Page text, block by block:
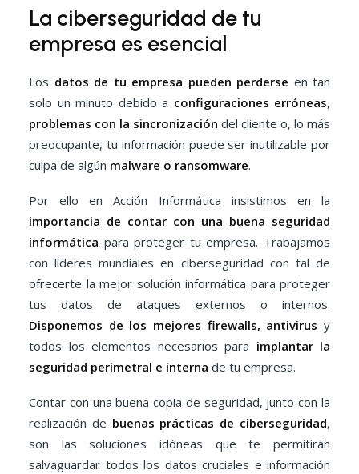
La ciberseguridad de tu
empresa es esencial
Los datos de tu empresa pueden perderse en tan
solo un minuto debido a configuraciones erróneas,
problemas con la sincronización del cliente o, lo más
preocupante, tu información puede ser inutilizable por
culpa de algún malware o ransomware.
Por ello en Acción Informática insistimos en la
importancia de contar con una buena seguridad
informática para proteger tu empresa. Trabajamos
con líderes mundiales en ciberseguridad con tal de
ofrecerte la mejor solución informática para proteger
tus datos de ataques externos o internos.
Disponemos de los mejores firewalls, antivirus y
todos los elementos necesarios para implantar la
seguridad perimetral e interna de tu empresa.
Contar con una buena copia de seguridad, junto con la
realización de buenas prácticas de ciberseguridad,
son las soluciones idóneas que te permitirán
salvaguardar todos los datos cruciales e información